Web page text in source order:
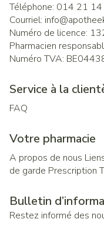
Téléphone: 014 21
Courriel: info@
Numéro de licence:
Pharmacien
Numéro TVA:
Service à la
FAQ
Votre pharmacie
A propos de nous
de garde Prescription
Bulletin
Restez informé des